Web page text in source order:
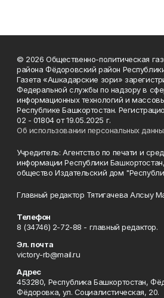
© 2026 Общественно-политическая
района Фёдоровский район
Газета «Ашкадарские зори»
Федеральной службы по надзору в
информационных технологий и
Республике Башкортостан.
02 - 01804 от 19.05.2025 г.
Об использовании персональных
Учредитель: Агентство по печати и
информации Республики
общество Издательский дом
Главный редактор Тятигачева Алсыу
Телефон
8 (34746) 2-72-88 - главный редактор.
Эл. почта
victory-rb@mail.ru
Адрес
453280, Республика Башкортостан,
Фёдоровка, ул. Социалистическая, 20.